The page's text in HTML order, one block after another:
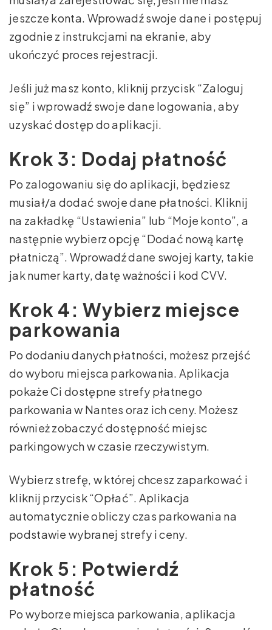
jeszcze konta. Wprowadź swoje dane i postępuj
zgodnie z instrukcjami na ekranie, aby
ukończyć proces rejestracji.
Jeśli już masz konto, kliknij przycisk “Zaloguj
się” i wprowadź swoje dane logowania, aby
uzyskać dostęp do aplikacji.
Krok 3: Dodaj płatność
Po zalogowaniu się do aplikacji, będziesz
musiał/a dodać swoje dane płatności. Kliknij
na zakładkę “Ustawienia” lub “Moje konto”, a
następnie wybierz opcję “Dodać nową kartę
płatniczą”. Wprowadź dane swojej karty, takie
jak numer karty, datę ważności i kod CVV.
Krok 4: Wybierz miejsce
parkowania
Po dodaniu danych płatności, możesz przejść
do wyboru miejsca parkowania. Aplikacja
pokaże Ci dostępne strefy płatnego
parkowania w Nantes oraz ich ceny. Możesz
również zobaczyć dostępność miejsc
parkingowych w czasie rzeczywistym.
Wybierz strefę, w której chcesz zaparkować i
kliknij przycisk “Opłać”. Aplikacja
automatycznie obliczy czas parkowania na
podstawie wybranej strefy i ceny.
Krok 5: Potwierdź
płatność
Po wyborze miejsca parkowania, aplikacja